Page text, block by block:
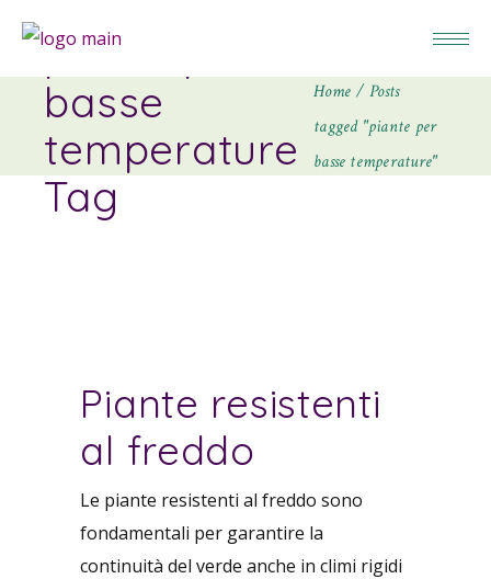
piante per
basse
temperature
Tag
Home
Posts
tagged "piante per
basse temperature"
Piante resistenti
al freddo
Le piante resistenti al freddo sono
fondamentali per garantire la
continuità del verde anche in climi rigidi